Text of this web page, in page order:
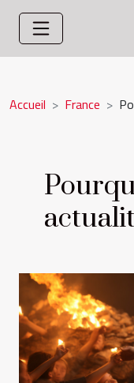
Accueil France